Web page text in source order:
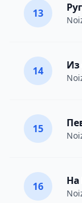
13
14 Из
15
16 На